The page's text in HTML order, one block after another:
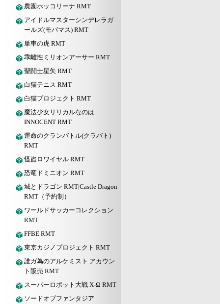
農園ホッコリーナ RMT
アイドルマスターシンデレラガ
ールズ(モバマス) RMT
単車の虎 RMT
乖離性ミリオンアーサー RMT
聖闘士星矢 RMT
白猫テニス RMT
白猫プロジェクト RMT
魔法少女リリカルなのは
INNOCENT RMT
運命のクランバトル(クラバト)
RMT
怪盗ロワイヤル RMT
恐竜ドミニオン RMT
城とドラゴン RMT|Castle Dragon
RMT（予約制）
ワールドサッカーコレクション
RMT
FFBE RMT
東京カジノプロジェクト RMT
誰ガ為のアルケミスト アカウン
ト販売 RMT
スーパーロボット大戦 X-Ω RMT
ソードオブファンタジア